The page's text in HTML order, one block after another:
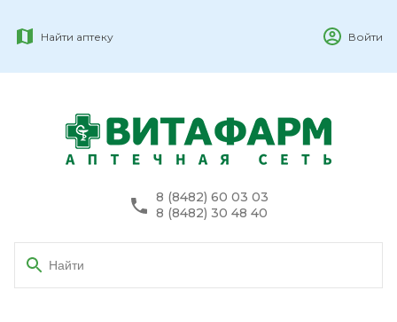
Найти аптеку Войти
8 (8482) 60 03 03
8 (8482) 30 48 40